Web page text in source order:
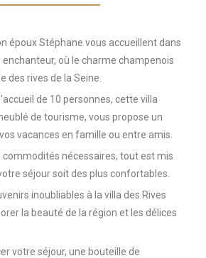
époux Stéphane vous accueillent dans
où le charme champenois
des rives de la Seine.
de 10 personnes, cette villa
de tourisme, vous propose un
vacances en famille ou entre amis.
commodités nécessaires, tout est mis
séjour soit des plus confortables.
inoubliables à la villa des Rives
la beauté de la région et les délices
votre séjour, une bouteille de